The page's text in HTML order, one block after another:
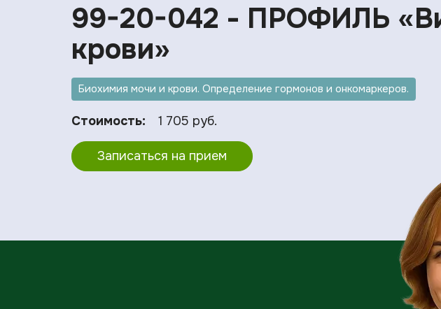
99-20-042 - ПРОФИЛЬ
крови»
Биохимия мочи и крови. Определение гормонов и онкомаркеров.
Стоимость: 1 705 руб.
Записаться на прием